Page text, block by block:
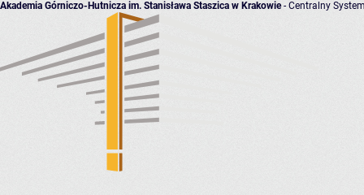
Akademia Górniczo-Hutnicza im. Stanisława Staszica w Krakowie- Centralny